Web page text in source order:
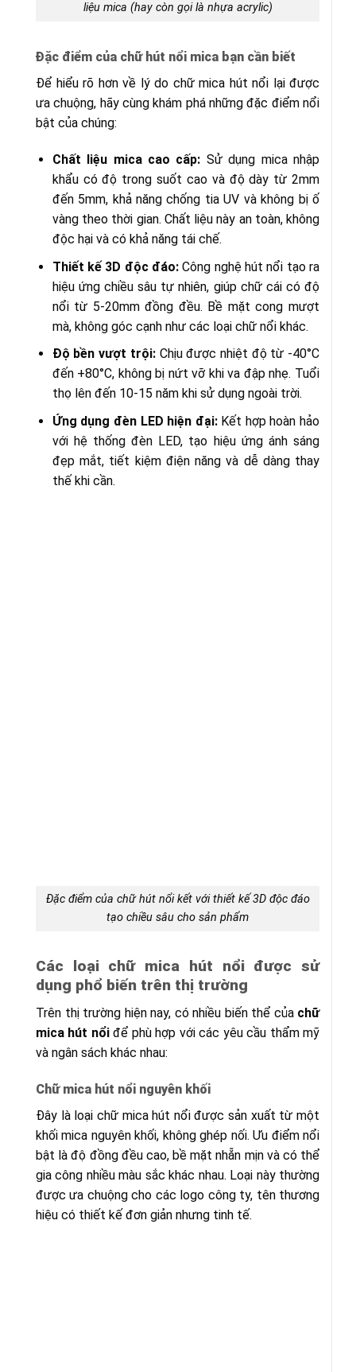
liệu mica (hay còn gọi là nhựa acrylic)
Đặc điểm của chữ hút nổi mica bạn cần biết
Để hiểu rõ hơn về lý do chữ mica hút nổi lại được
ưa chuộng, hãy cùng khám phá những đặc điểm nổi
bật của chúng:
Chất liệu mica cao cấp: Sử dụng mica nhập
khẩu có độ trong suốt cao và độ dày từ 2mm
đến 5mm, khả năng chống tia UV và không bị ố
vàng theo thời gian. Chất liệu này an toàn, không
độc hại và có khả năng tái chế.
Thiết kế 3D độc đáo: Công nghệ hút nổi tạo ra
hiệu ứng chiều sâu tự nhiên, giúp chữ cái có độ
nổi từ 5-20mm đồng đều. Bề mặt cong mượt
mà, không góc cạnh như các loại chữ nổi khác.
Độ bền vượt trội:Chịu được nhiệt độ từ -40°C
đến +80°C, không bị nứt vỡ khi va đập nhẹ. Tuổi
thọ lên đến 10-15 năm khi sử dụng ngoài trời.
Ứng dụng đèn LED hiện đại:Kết hợp hoàn hảo
với hệ thống đèn LED, tạo hiệu ứng ánh sáng
đẹp mắt, tiết kiệm điện năng và dễ dàng thay
thế khi cần.
Đặc điểm của chữ hút nổi kết với thiết kế 3D độc đáo
tạo chiều sâu cho sản phẩm
Các loại chữ mica hút nổi được sử
dụng phổ biến trên thị trường
Trên thị trường hiện nay, có nhiều biến thể của chữ
mica hút nổiđể phù hợp với các yêu cầu thẩm mỹ
và ngân sách khác nhau:
Chữ mica hút nổi nguyên khối
Đây là loại chữ mica hút nổi được sản xuất từ một
khối mica nguyên khối, không ghép nối. Ưu điểm nổi
bật là độ đồng đều cao, bề mặt nhẵn mịn và có thể
gia công nhiều màu sắc khác nhau. Loại này thường
được ưa chuộng cho các logo công ty, tên thương
hiệu có thiết kế đơn giản nhưng tinh tế.